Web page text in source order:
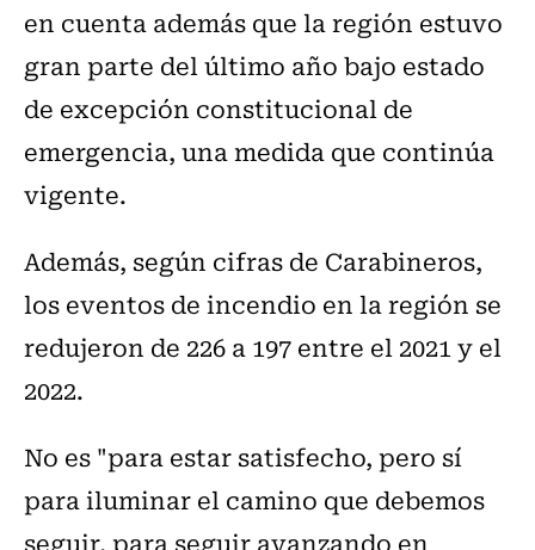
en cuenta además que la región estuvo
gran parte del último año bajo estado
de excepción constitucional de
emergencia, una medida que continúa
vigente.
Además, según cifras de Carabineros,
los eventos de incendio en la región se
redujeron de 226 a 197 entre el 2021 y el
2022.
No es "para estar satisfecho, pero sí
para iluminar el camino que debemos
seguir, para seguir avanzando en